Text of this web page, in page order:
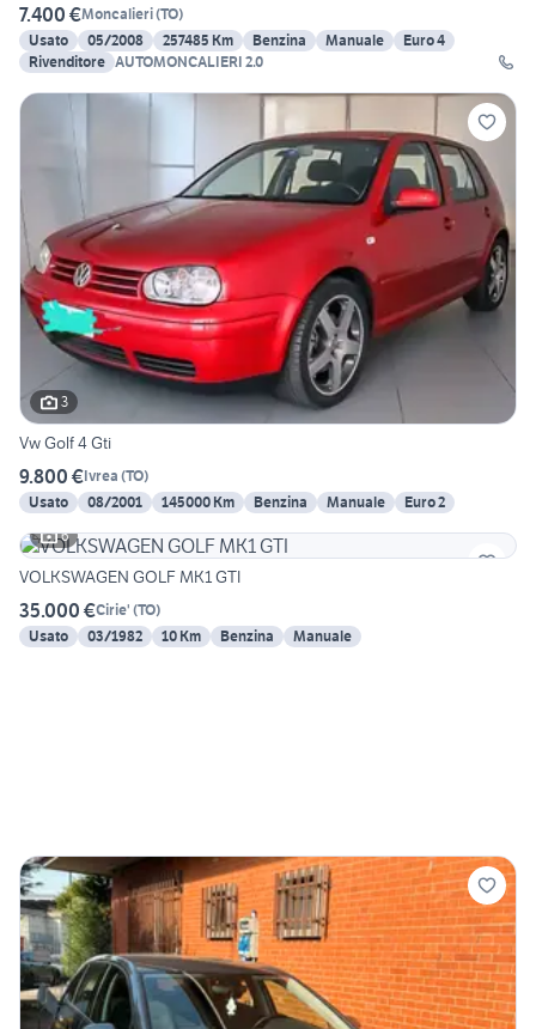
7.400 €Moncalieri(TO)
Usato
05/2008 257485 Km Benzina Manuale
Euro 4
Rivenditore AUTOMONCALIERI 2.0
3
Vw Golf 4 Gti
9.800 €Ivrea (TO)
Usato
08/2001 145000 Km Benzina Manuale
Euro 2
6
VOLKSWAGEN GOLF MK1 GTI
35.000 €Cirie' (TO)
Usato
03/1982 10 Km Benzina Manuale